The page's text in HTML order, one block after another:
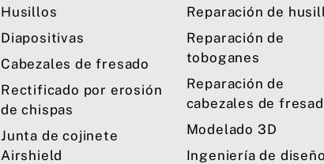
Husillos
Diapositivas
Cabezales de fresado
Rectificado por erosión
de chispas
Junta de cojinete
Airshield
Reparación de
Reparación de
toboganes
Reparación de
cabezales de
Modelado 3D
Ingeniería de